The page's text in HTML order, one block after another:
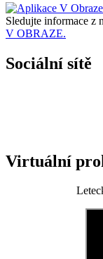
Sledujte informace z
V OBRAZE.
Sociální sítě
Virtuální